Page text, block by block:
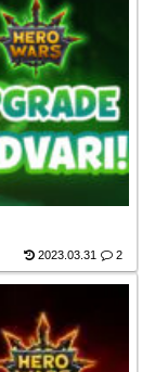
2023.03.31 2